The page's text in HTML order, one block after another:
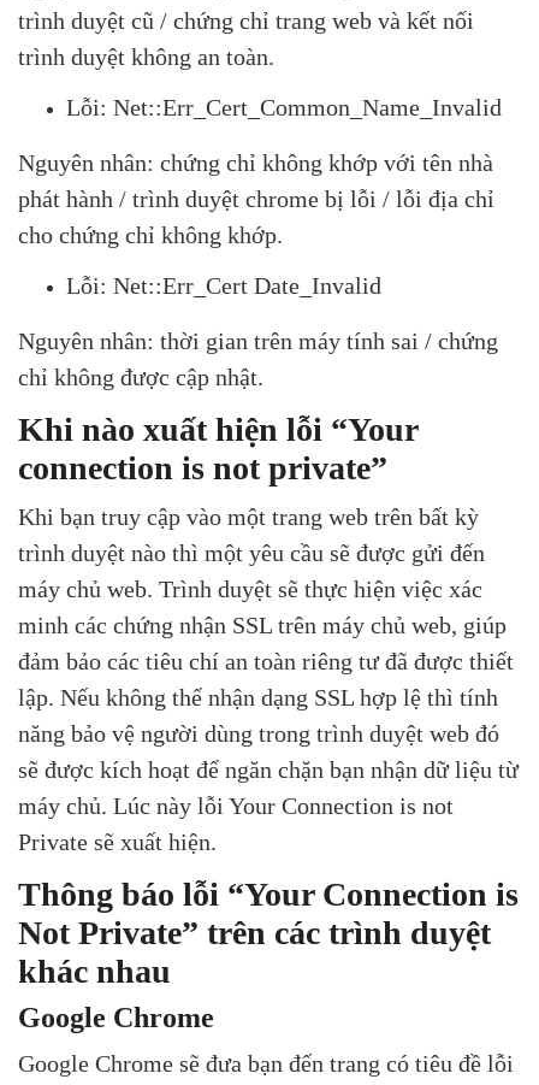
trình duyệt cũ / chứng chỉ trang web và kết nối
trình duyệt không an toàn.
Lỗi: Net::Err_Cert_Common_Name_Invalid
Nguyên nhân: chứng chỉ không khớp với tên nhà
phát hành / trình duyệt chrome bị lỗi / lỗi địa chỉ
cho chứng chỉ không khớp.
Lỗi: Net::Err_Cert Date_Invalid
Nguyên nhân: thời gian trên máy tính sai / chứng
chỉ không được cập nhật.
Khi nào xuất hiện lỗi “Your
connection is not private”
Khi bạn truy cập vào một trang web trên bất kỳ
trình duyệt nào thì một yêu cầu sẽ được gửi đến
máy chủ web. Trình duyệt sẽ thực hiện việc xác
minh các chứng nhận SSL trên máy chủ web, giúp
đảm bảo các tiêu chí an toàn riêng tư đã được thiết
lập. Nếu không thể nhận dạng SSL hợp lệ thì tính
năng bảo vệ người dùng trong trình duyệt web đó
sẽ được kích hoạt để ngăn chặn bạn nhận dữ liệu từ
máy chủ. Lúc này lỗi Your Connection is not
Private sẽ xuất hiện.
Thông báo lỗi “Your Connection is
Not Private” trên các trình duyệt
khác nhau
Google Chrome
Google Chrome sẽ đưa bạn đến trang có tiêu đề lỗi